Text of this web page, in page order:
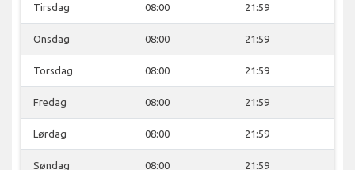
Tirsdag 08:00 21:59
Onsdag 08:00 21:59
Torsdag 08:00 21:59
Fredag 08:00 21:59
Lørdag 08:00 21:59
Søndag 08:00 21:59